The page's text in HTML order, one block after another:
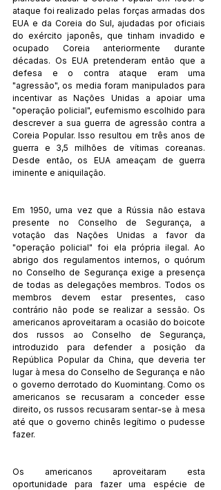
ataque foi realizado pelas forças armadas dos
EUA e da Coreia do Sul, ajudadas por oficiais
do exército japonês, que tinham invadido e
ocupado Coreia anteriormente durante
décadas. Os EUA pretenderam então que a
defesa e o contra ataque eram uma
"agressão", os media foram manipulados para
incentivar as Nações Unidas a apoiar uma
"operação policial", eufemismo escolhido para
descrever a sua guerra de agressão contra a
Coreia Popular. Isso resultou em três anos de
guerra e 3,5 milhões de vítimas coreanas.
Desde então, os EUA ameaçam de guerra
iminente e aniquilação.
Em 1950, uma vez que a Rússia não estava
presente no Conselho de Segurança, a
votação das Nações Unidas a favor da
"operação policial" foi ela própria ilegal. Ao
abrigo dos regulamentos internos, o quórum
no Conselho de Segurança exige a presença
de todas as delegações membros. Todos os
membros devem estar presentes, caso
contrário não pode se realizar a sessão. Os
americanos aproveitaram a ocasião do boicote
dos russos ao Conselho de Segurança,
introduzido para defender a posição da
República Popular da China, que deveria ter
lugar à mesa do Conselho de Segurança e não
o governo derrotado do Kuomintang. Como os
americanos se recusaram a conceder esse
direito, os russos recusaram sentar-se à mesa
até que o governo chinês legítimo o pudesse
fazer.
Os americanos aproveitaram esta
oportunidade para fazer uma espécie de